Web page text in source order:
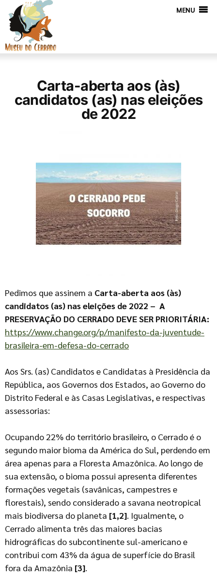
MENU
Carta-aberta aos (às)
candidatos (as) nas eleições
de 2022
Pedimos que assinem a Carta-aberta aos (às)
candidatos (as) nas eleições de 2022 – A
PRESERVAÇÃO DO CERRADO DEVE SER PRIORITÁRIA:
https://www.change.org/p/manifesto-da-juventude-
brasileira-em-defesa-do-cerrado
Aos Srs. (as) Candidatos e Candidatas à Presidência da
República, aos Governos dos Estados, ao Governo do
Distrito Federal e às Casas Legislativas, e respectivas
assessorias:
Ocupando 22% do território brasileiro, o Cerrado é o
segundo maior bioma da América do Sul, perdendo em
área apenas para a Floresta Amazônica. Ao longo de
sua extensão, o bioma possui apresenta diferentes
formações vegetais (savânicas, campestres e
florestais), sendo considerado a savana neotropical
mais biodiversa do planeta [1,2]. Igualmente, o
Cerrado alimenta três das maiores bacias
hidrográficas do subcontinente sul-americano e
contribui com 43% da água de superfície do Brasil
fora da Amazônia [3].